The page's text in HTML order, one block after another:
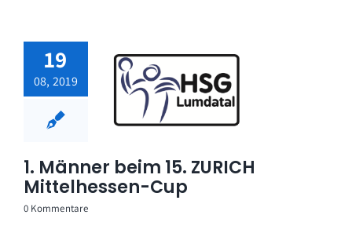
19
08, 2019
1. Männer beim 15. ZURICH
Mittelhessen-Cup
0 Kommentare